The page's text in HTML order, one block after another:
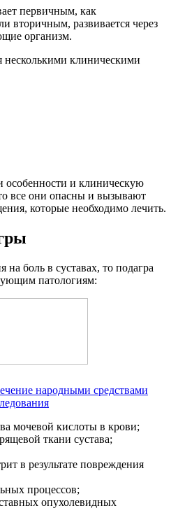
первичным, как
вторичным, развивается через
организм.
несколькими клиническими
особенности и клиническую
все они опасны и вызывают
которые необходимо лечить.
боль в суставах, то подагра
патологиям:
народными средствами
мочевой кислоты в крови;
ткани сустава;
в результате повреждения
процессов;
опухолевидных